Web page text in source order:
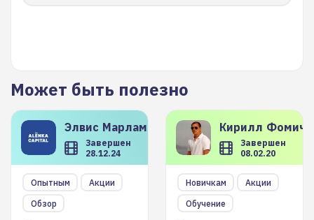
Может быть полезно
Элвис Марламов
Завершен
28.12.24
Опытным
Акции
Обзор
Кирилл
Завершен
08.02.20
Новичкам
Акции
Обучение